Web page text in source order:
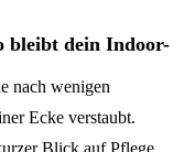
bleibt dein Indoor-
nach wenigen
Ecke verstaubt.
Blick auf Pflege